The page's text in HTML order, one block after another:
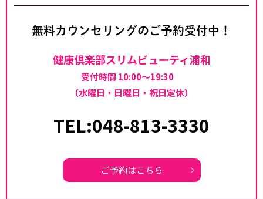
無料カウンセリングのご予約受付中！
健康倶楽部スリムビューティ浦和
受付時間 10:00～19:30
（水曜日・日曜日・祝日定休）
TEL:048-813-3330
ご予約はこちら